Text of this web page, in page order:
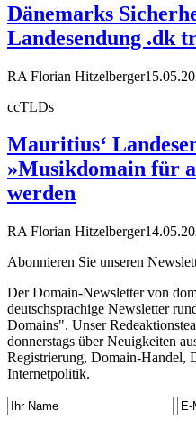
Dänemarks
Landesendung .dk
RA Florian Hitzelberger
ccTLDs
Mauritius‘
»Musikdomain für
werden
RA Florian Hitzelberger
Abonnieren Sie unseren
Der Domain-Newsletter von
deutschsprachige Newsletter
Domains". Unser
donnerstags über Neuigkeiten
Registrierung, Domain-Handel,
Internetpolitik.